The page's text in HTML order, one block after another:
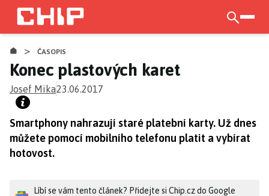
Přejít
hlavnímu
obsahu
> ČASOPIS
Konec plastových karet
Josef Mika23.06.2017
Smartphony nahrazují staré platební karty. Už dnes
můžete pomocí mobilního telefonu platit a vybírat
hotovost.
Líbí se vám tento článek? Přidejte si Chip.cz do Google